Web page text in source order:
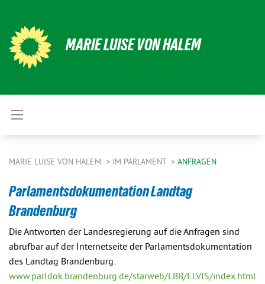
MARIE LUISE VON HALEM
MARIE LUISE VON HALEM IM PARLAMENT ANFRAGEN
Parlamentsdokumentation Landtag
Brandenburg
Die Antworten der Landesregierung auf die Anfragen sind
abrufbar auf der Internetseite der Parlamentsdokumentation
des Landtag Brandenburg:
www.parldok.brandenburg.de/starweb/LBB/ELVIS/index.html